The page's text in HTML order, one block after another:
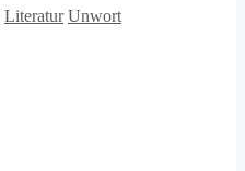
Literatur Schlagwörter
Unwort